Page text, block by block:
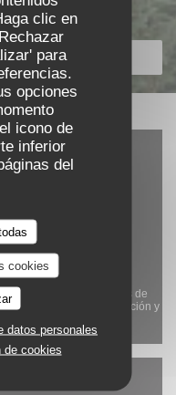
clic en
para
opciones
icono de
inferior
del
cookies
datos personales
de cookies
carta
CARTA
debe aceptar las cookies de
datos de navegación y